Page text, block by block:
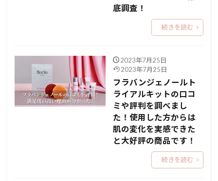
底調査！
続きを読む
2023年7月25日
2023年7月25日
フラバンジェノールト
ライアルキットの口コ
ミや評判を調べまし
た！使用した方からは
肌の変化を実感できた
と大好評の商品です！
続きを読む